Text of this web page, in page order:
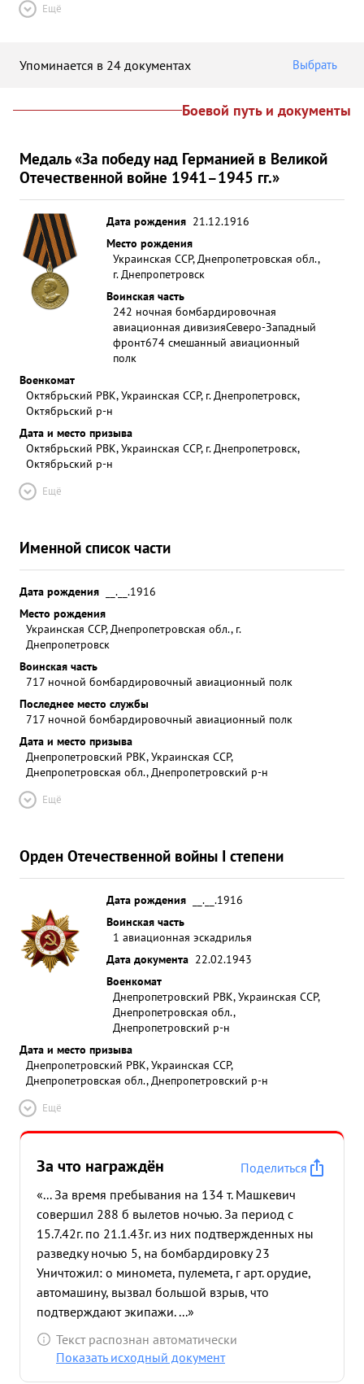
Ещё
Упоминается в 24 документах Выбрать
Боевой путь и документы
Медаль «За победу над Германией в Великой
Отечественной войне 1941–1945 гг.»
Дата рождения 21.12.1916
Место рождения
Украинская ССР, Днепропетровская обл.,
г. Днепропетровск
Воинская часть
242 ночная бомбардировочная
авиационная дивизияСеверо-Западный
фронт674 смешанный авиационный
полк
Военкомат
Октябрьский РВК, Украинская ССР, г. Днепропетровск,
Октябрьский р-н
Дата и место призыва
Октябрьский РВК, Украинская ССР, г. Днепропетровск,
Октябрьский р-н
Ещё
Именной список части
Дата рождения
__.__.1916
Место рождения
Украинская ССР, Днепропетровская обл., г.
Днепропетровск
Воинская часть
717 ночной бомбардировочный авиационный полк
Последнее место службы
717 ночной бомбардировочный авиационный полк
Дата и место призыва
Днепропетровский РВК, Украинская ССР,
Днепропетровская обл., Днепропетровский р-н
Ещё
Орден Отечественной войны I степени
Дата рождения
__.__.1916
Воинская часть
1 авиационная эскадрилья
Дата документа 22.02.1943
Военкомат
Днепропетровский РВК, Украинская ССР,
Днепропетровская обл.,
Днепропетровский р-н
Дата и место призыва
Днепропетровский РВК, Украинская ССР,
Днепропетровская обл., Днепропетровский р-н
Ещё
За что награждён
Поделиться
«... За время пребывания на 134 т. Машкевич
совершил 288 б вылетов ночью. За период с
15.7.42г. по 21.1.43г. из них подтвержденных ны
разведку ночью 5, на бомбардировку 23
Уничтожил: о миномета, пулемета, г арт. орудие,
автомашину, вызвал большой взрыв, что
подтверждают экипажи. ...»
Текст распознан автоматически
Показать исходный документ